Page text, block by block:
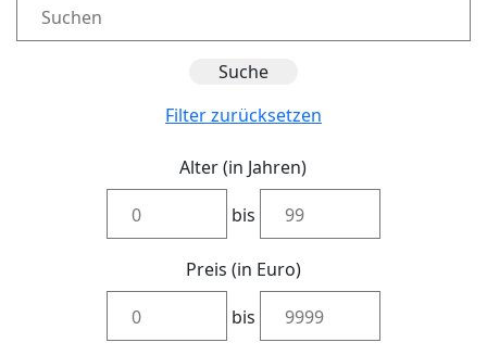
Filter zurücksetzen
Alter (in Jahren)
bis
Preis (in Euro)
bis